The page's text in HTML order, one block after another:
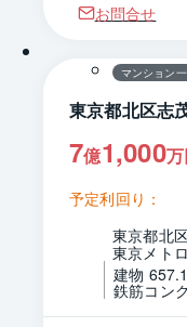
お問合せ
マンション
東京都北区志
7億1,000
予定利回り：
東京都北
東京メト
建物
鉄筋コン